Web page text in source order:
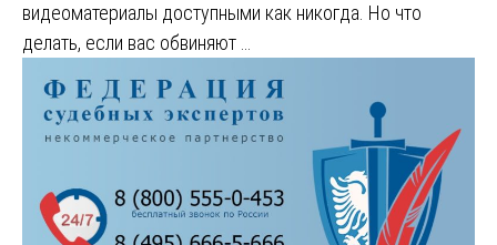
видеоматериалы доступными как никогда. Но что
делать, если вас обвиняют …